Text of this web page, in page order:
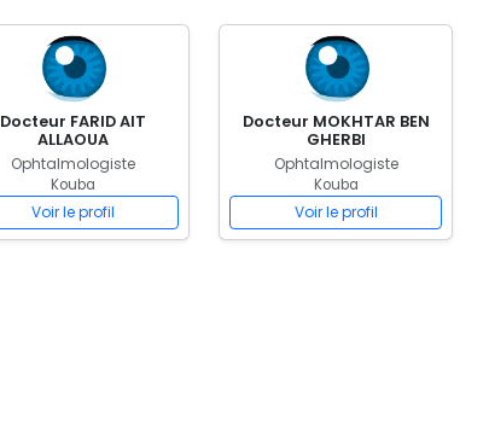
Docteur FARID AIT
ALLAOUA
Ophtalmologiste
Kouba
Voir le profil
Docteur MOKHTAR BEN
GHERBI
Ophtalmologiste
Kouba
Voir le profil